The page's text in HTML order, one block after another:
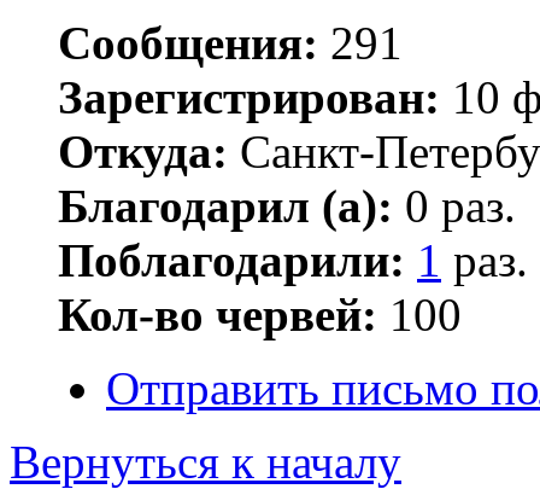
Сообщения: 291
Зарегистрирован: 10
Откуда: Санкт-
Благодарил (а): 0 раз.
Поблагодарили: 1 раз.
Кол-во червей: 100
Отправить письмо
Вернуться к началу